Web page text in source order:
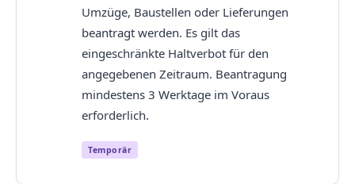
Umzüge, Baustellen oder Lieferungen
beantragt werden. Es gilt das
eingeschränkte Haltverbot für den
angegebenen Zeitraum. Beantragung
mindestens 3 Werktage im Voraus
erforderlich.
Temporär